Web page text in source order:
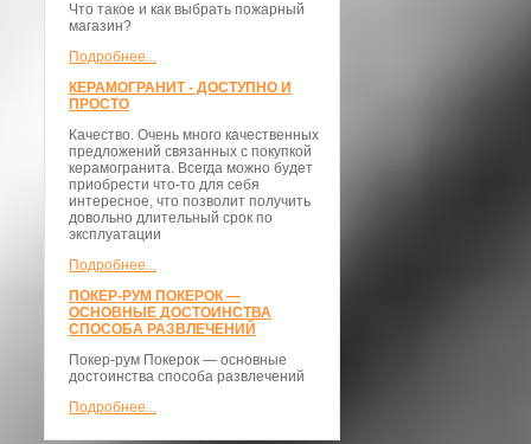
Что такое и как выбрать пожарный
магазин?
Подробнее...
КЕРАМОГРАНИТ - ДОСТУПНО И
ПРОСТО
Качество. Очень много качественных
предложений связанных с покупкой
керамогранита. Всегда можно будет
приобрести что-то для себя
интересное, что позволит получить
довольно длительный срок по
эксплуатации
Подробнее...
ПОКЕР-РУМ ПОКЕРОК —
ОСНОВНЫЕ ДОСТОИНСТВА
СПОСОБА РАЗВЛЕЧЕНИЙ
Покер-рум Покерок — основные
достоинства способа развлечений
Подробнее...